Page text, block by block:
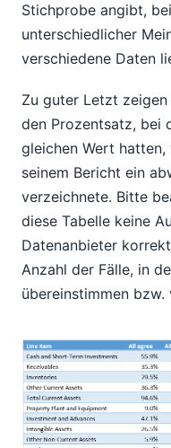
Stichprobe angibt,
unterschiedlicher
verschiedene Daten
Zu guter Letzt
den Prozentsatz, bei
gleichen Wert
seinem Bericht ein
verzeichnete. Bitte
diese Tabelle keine
Datenanbieter
Anzahl der Fälle, in
übereinstimmen bzw.